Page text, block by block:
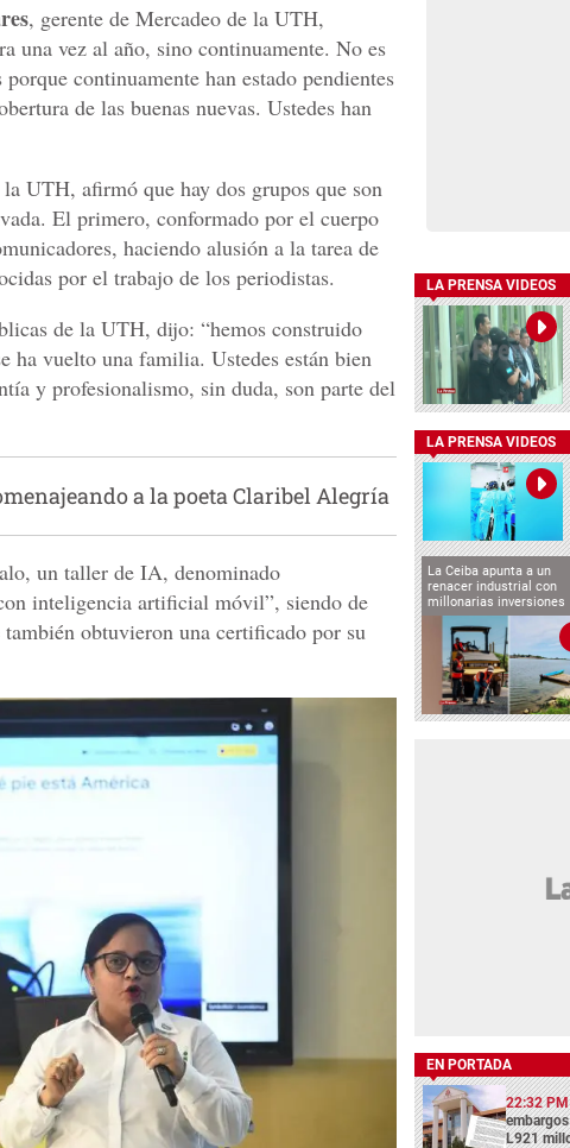
, gerente de Mercadeo de la UTH,
una vez al año, sino continuamente. No es
continuamente han estado pendientes
de las buenas nuevas. Ustedes han
UTH, afirmó que hay dos grupos que son
El primero, conformado por el cuerpo
haciendo alusión a la tarea de
por el trabajo de los periodistas.
de la UTH, dijo: “hemos construido
ha vuelto una familia. Ustedes están bien
y profesionalismo, sin duda, son parte del
a la poeta Claribel Alegría
un taller de IA, denominado
inteligencia artificial móvil”, siendo de
obtuvieron una certificado por su
LA PRENSA VIDEOS
LA PRENSA VIDEOS
La Ceiba apunta a un
renacer industrial con
millonarias inversiones
EN PORTADA
22:32
L921